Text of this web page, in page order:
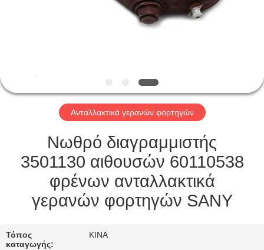
ΜΑΣ
ΕΛΆΤΕ
ΕΠΑΦΉ
ΜΕ
ΖΗΤΉΣΤΕ
ΈΝΑ
ΑΠΌΣΠΑΣΜΑ
Ανταλλακτικά γερανών φορτηγών
Νωθρό διαγραμμιστής
3501130 αιθουσών 60110538
φρένων ανταλλακτικά
γερανών φορτηγών SANY
Τόπος
καταγωγής:
ΚΙΝΑ